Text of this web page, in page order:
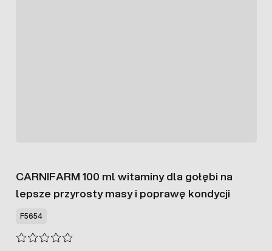
CARNIFARM 100 ml witaminy dla gołębi na
lepsze przyrosty masy i poprawę kondycji
F5654